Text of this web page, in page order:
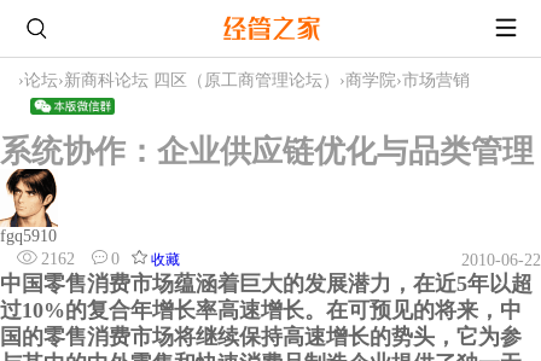
›论坛›新商科论坛 四区（原工商管理论坛） ›商学院›市场营销
系统协作：企业供应链优化与品类管理
fgq5910
2162
0 收藏 2010-06-22
中国零售消费市场蕴涵着巨大的发展潜力，在近5年以超
过10%的复合年增长率高速增长。在可预见的将来，中
国的零售消费市场将继续保持高速增长的势头，它为参